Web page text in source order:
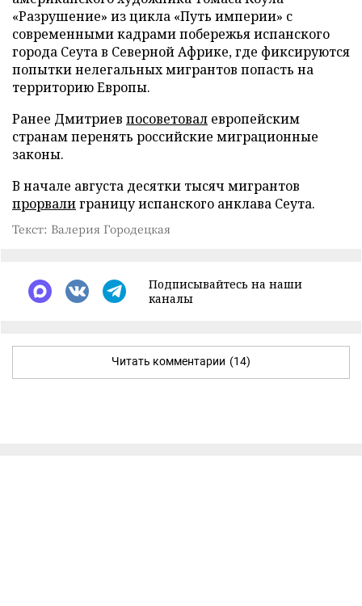
«Разрушение» из цикла «Путь империи» с
современными кадрами побережья испанского
города Сеута в Северной Африке, где фиксируются
попытки нелегальных мигрантов попасть на
территорию Европы.
Ранее Дмитриев посоветовал европейским
странам перенять российские миграционные
законы.
В начале августа десятки тысяч мигрантов
прорвалиграницу испанского анклава Сеута.
Текст: Валерия Городецкая
Подписывайтесь на наши
каналы
Читать комментарии (14)